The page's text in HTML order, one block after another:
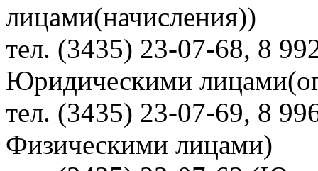
лицами(начисления))
тел. (3435) 23-07-68, 8
Юридическими
тел. (3435) 23-07-69, 8
Физическими лицами)